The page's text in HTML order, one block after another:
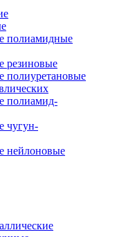
полиамидные
резиновые
полиуретановые
полиамид-
чугун-
нейлоновые